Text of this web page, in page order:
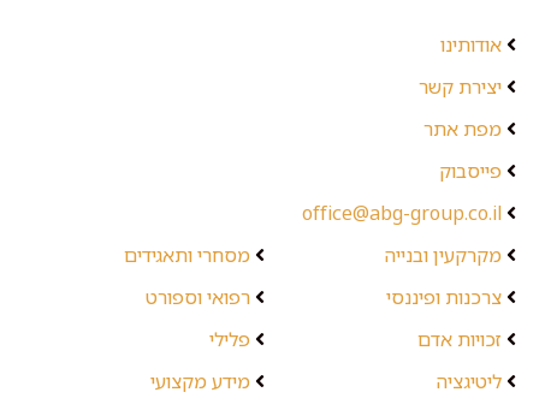
אודותינו
יצירת קשר
מפת אתר
פייסבוק
office@abg-group.co.il
מקרקעין ובנייה
צרכנות ופיננסי
זכויות אדם
ליטיגציה
מסחרי ותאגידים
רפואי וספורט
פלילי
מידע מקצועי